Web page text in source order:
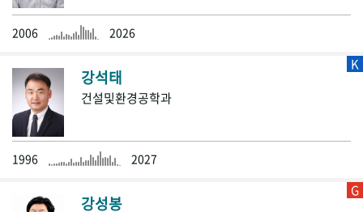
2006 2026
강석태
건설및환경공학과
1996 2027
K
강성봉
G